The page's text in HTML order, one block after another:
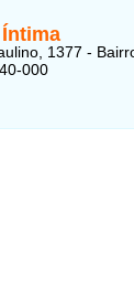
1377 -
000